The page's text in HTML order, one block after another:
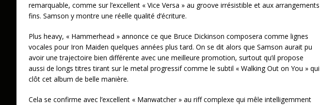
remarquable, comme sur l’excellent « Vice Versa » au groove irrésistible et aux arrangements
fins. Samson y montre une réelle qualité d’écriture.
Plus heavy, « Hammerhead » annonce ce que Bruce Dickinson composera comme lignes
vocales pour Iron Maiden quelques années plus tard. On se dit alors que Samson aurait pu
avoir une trajectoire bien différente avec une meilleure promotion, surtout qu’il propose
aussi de longs titres tirant sur le metal progressif comme le subtil « Walking Out on You » qui
clôt cet album de belle manière.
Cela se confirme avec l’excellent « Manwatcher » au riff complexe qui mêle intelligemment